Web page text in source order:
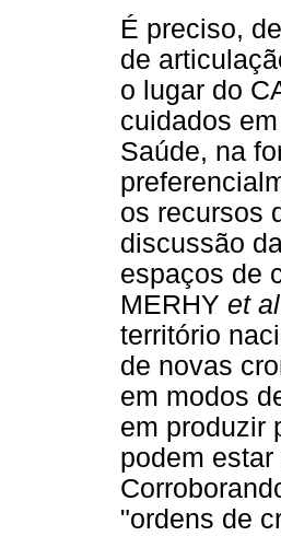
É preciso,
de
o lugar do
cuidados
Saúde, na
os recursos
discussão
espaços de
MERHY et al
território
de novas
em modos
em produzir
podem
"ordens de